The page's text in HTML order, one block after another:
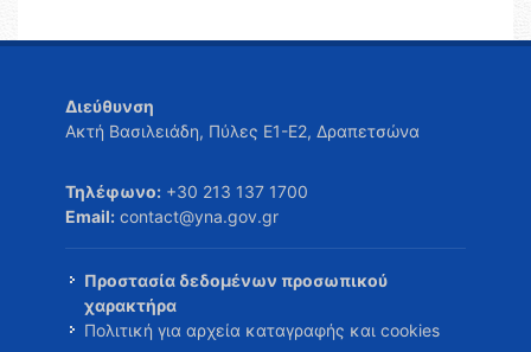
Διεύθυνση
Ακτή Βασιλειάδη, Πύλες Ε1-Ε2, Δραπετσώνα
Τηλέφωνο: +30 213 137 1700
Email: contact@yna.gov.gr
Προστασία δεδομένων προσωπικού
χαρακτήρα
Πολιτική για αρχεία καταγραφής και cookies